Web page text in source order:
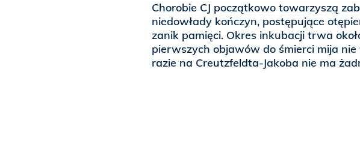
Chorobie CJ początkowo towarzyszą
niedowłady kończyn, postępujące
zanik pamięci. Okres inkubacji trwa
pierwszych objawów do śmierci mija nie
razie na Creutzfeldta-Jakoba nie ma